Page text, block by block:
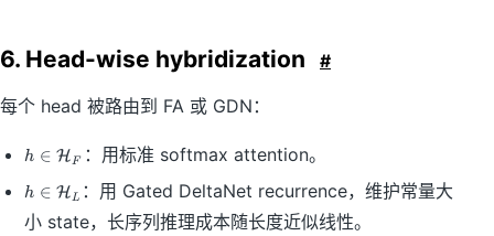
6. Head-wise hybridization #
每个 head 被路由到 FA 或 GDN：
h
n
\
h ∈ H F ：用标准 softmax attention。
h
n
h ∈ H L ：用 Gated DeltaNet recurrence，维护常量大
小 state，长序列推理成本随长度近似线性。